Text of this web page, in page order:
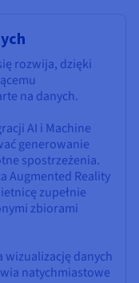
rozwija, dzięki
na danych.
AI i Machine
generowanie
spostrzeżenia.
Augmented Reality
zupełnie
zbiorami
danych
natychmiastowe